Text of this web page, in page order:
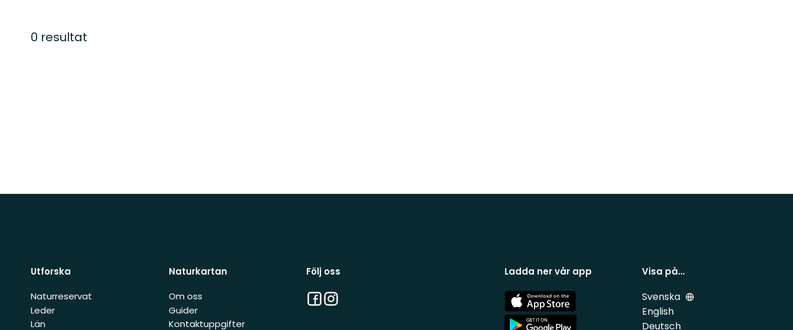
0 resultat
Utforska
Naturreservat
Leder
Län
Naturkartan
Om oss
Guider
Kontaktuppgifter
Följ oss
Facebook
Instagram
Ladda ner vår app
App
Store
App
Visa på…
Svenska
English
Deutsch